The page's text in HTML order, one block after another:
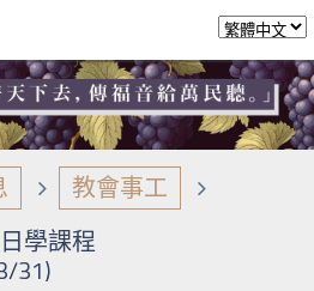
教會事工
學課程
31)